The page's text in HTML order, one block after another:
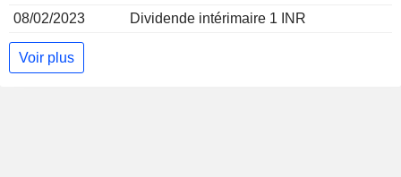
08/02/2023
Dividende intérimaire 1 INR
Voir plus